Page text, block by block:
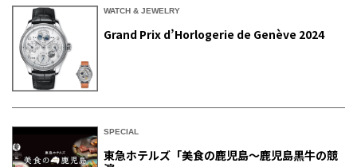
WATCH & JEWELRY
Grand Prix d’Horlogerie de Genève 2024
SPECIAL
東急ホテルズ「美食の鹿児島～鹿児島黒牛の競